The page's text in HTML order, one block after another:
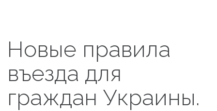
Новые правила
въезда для
граждан Украины.